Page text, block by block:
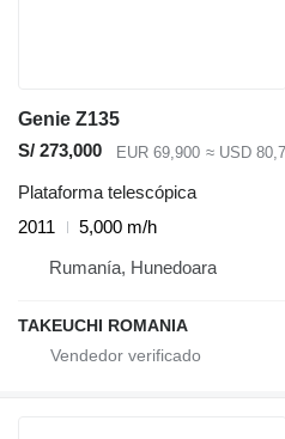
Genie Z135
S/ 273,000
EUR 69,900 ≈ USD
Plataforma telescópica
2011
5,000 m/h
Rumanía, Hunedoara
TAKEUCHI ROMANIA